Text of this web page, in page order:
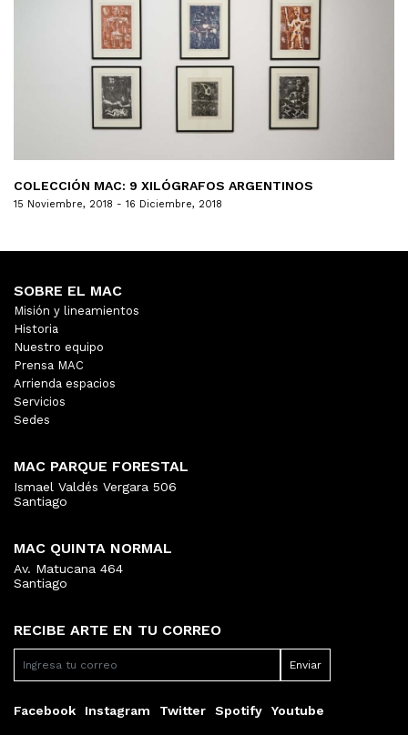
COLECCIÓN MAC: 9 XILÓGRAFOS ARGENTINOS
15 Noviembre, 2018 - 16 Diciembre, 2018
RECIBE ARTE EN TU CORREO
Facebook Instagram Twitter Spotify Youtube
SOBRE EL MAC
Misión y lineamientos
Historia
Nuestro equipo
Prensa MAC
Arrienda espacios
Servicios
Sedes
MAC PARQUE FORESTAL
Ismael Valdés Vergara 506
Santiago
MAC QUINTA NORMAL
Av. Matucana 464
Santiago